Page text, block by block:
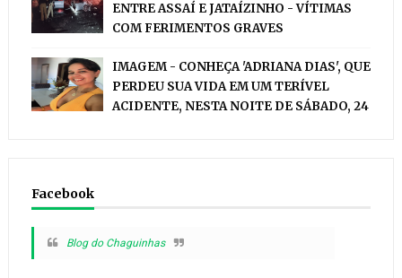
ENTRE ASSAÍ E JATAÍZINHO - VÍTIMAS
COM FERIMENTOS GRAVES
IMAGEM - CONHEÇA 'ADRIANA DIAS', QUE
PERDEU SUA VIDA EM UM TERÍVEL
ACIDENTE, NESTA NOITE DE SÁBADO, 24
Facebook
Blog do Chaguinhas